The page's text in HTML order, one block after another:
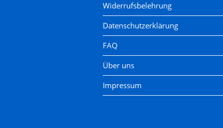
Widerrufsbelehrung
Datenschutzerklärung
FAQ
Über uns
Impressum